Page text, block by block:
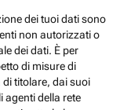
dei tuoi dati sono
non autorizzati o
dei dati. È per
di misure di
titolare, dai suoi
agenti della rete